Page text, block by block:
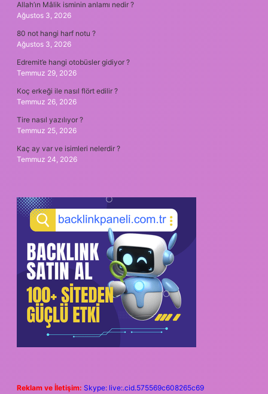
Allah’ın Mâlik isminin anlamı nedir ?
Ağustos 3, 2026
80 not hangi harf notu ?
Ağustos 3, 2026
Edremit’e hangi otobüsler gidiyor ?
Temmuz 29, 2026
Koç erkeği ile nasıl flört edilir ?
Temmuz 26, 2026
Tire nasıl yazılıyor ?
Temmuz 25, 2026
Kaç ay var ve isimleri nelerdir ?
Temmuz 24, 2026
Reklam ve İletişim: Skype: live:.cid.575569c608265c69